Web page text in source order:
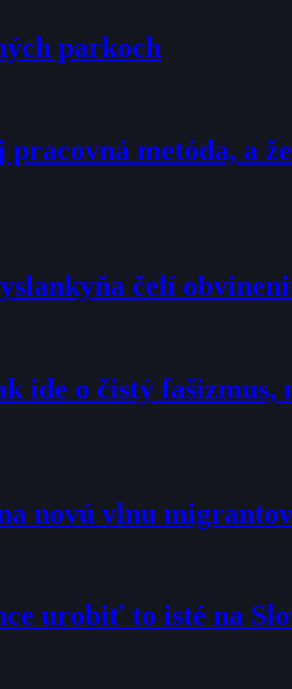
parkoch
metóda, a
čelí
o čistý fašizmus,
novú vlnu
urobiť to isté na